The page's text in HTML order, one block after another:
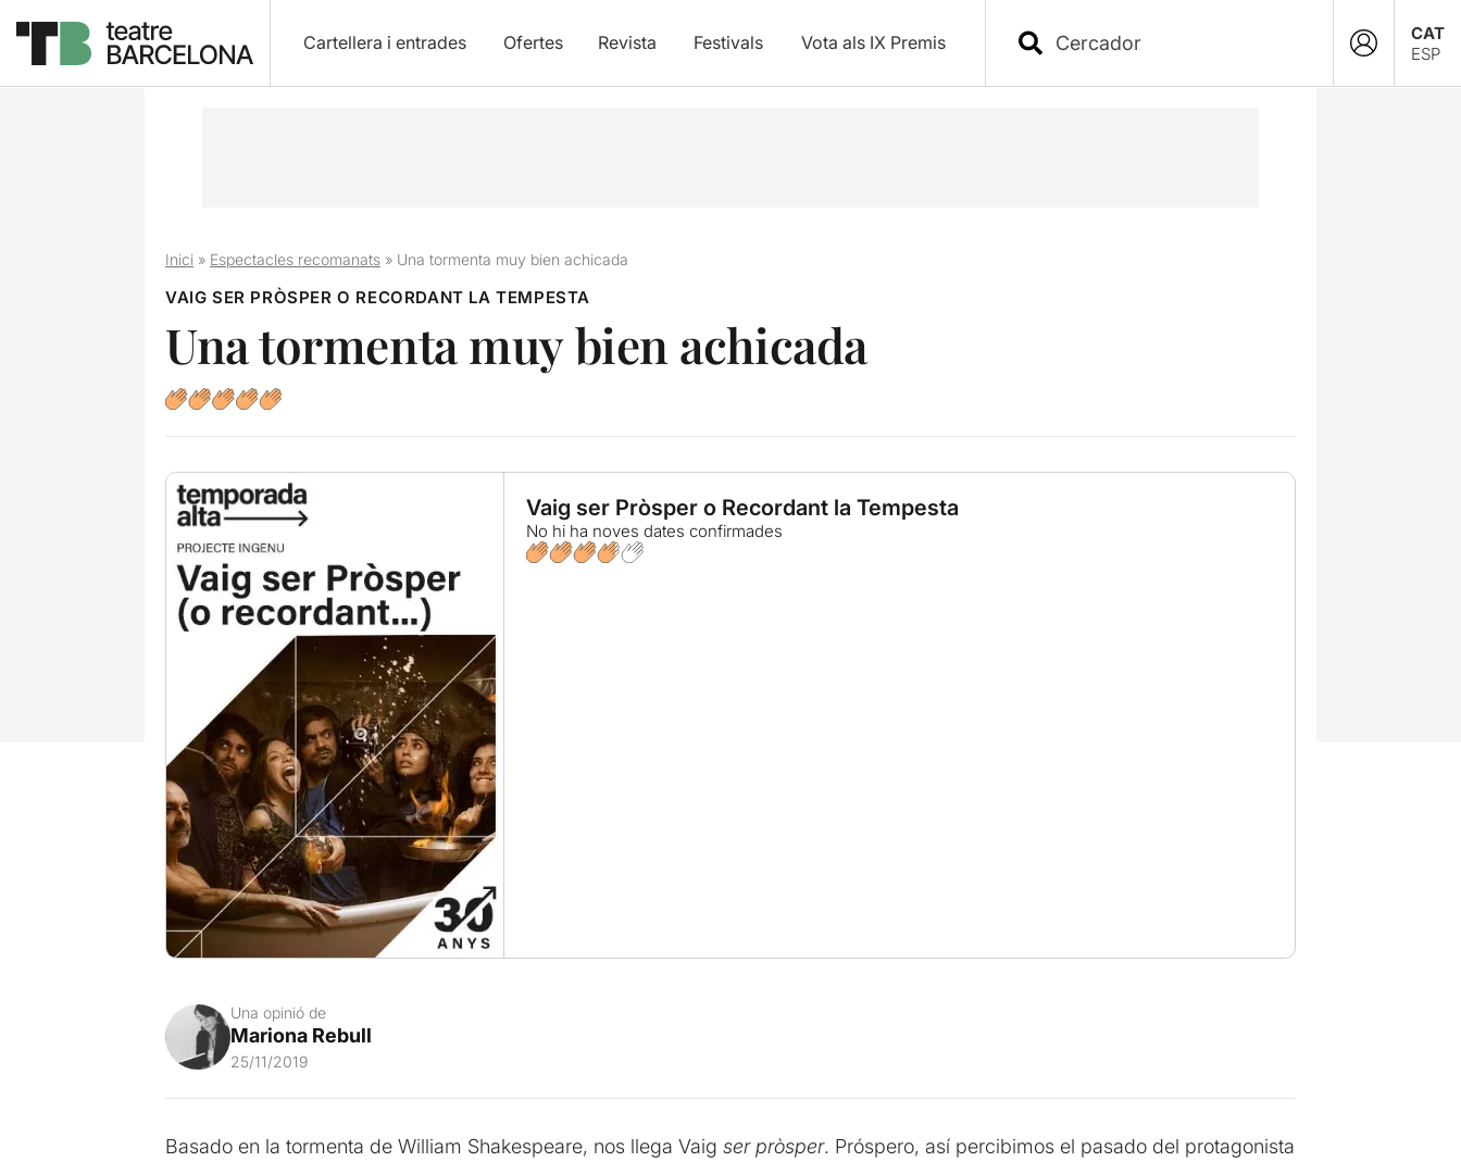
Cartellera i entrades Ofertes Revista Festivals Vota als IX Premis
CAT
ESP
Inici» Espectacles recomanats» Una tormenta muy bien achicada
VAIG SER PRÒSPER O RECORDANT LA TEMPESTA
Una tormenta muy bien achicada
Vaig ser Pròsper o Recordant la Tempesta
No hi ha noves dates confirmades
Una opinió de
Mariona Rebull
25/11/2019
Basado en la tormenta de William Shakespeare, nos llega Vaig ser pròsper. Próspero, así percibimos el pasado del protagonista